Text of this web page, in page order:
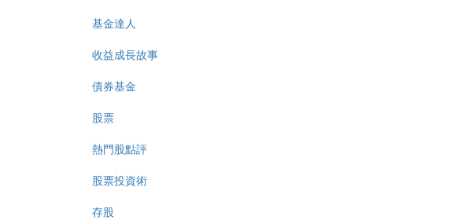
基金達人
收益成長故事
債券基金
股票
熱門股點評
股票投資術
存股